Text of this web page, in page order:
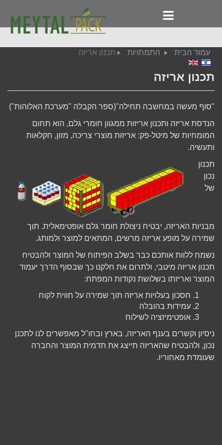
עמוד הבית התמחויות תכנון אריזה
תכנון אריזה
"סוף מעשה במחשבה תחילה"(ספר הקבלה "מערכת האלוהות")
הנדסת אריזה ותכנון אריזות ממגוון חומרי גלם, הוא תחום
המומחיות של מיטל-פק: אריזות מוצרי צריכה, מזון, חקלאות
ותעשיה.
תכנון
נכון
של
מבניות האריזה, יבטיח ניצולת חומר גלם אופטימאלית. תוך
שמירה על מופע אריזה מרשים, המתאים למוצר ולמותג.
נשמח ללוות אותכם כבר בשלב הפיתוח של המוצר ולהבטיח
תכנון אריזה מיטבי, ולתרום את חלקנו כך שבסוף הדרך יעמוד
המוצר ואריזתו בשלושת נקודות המפתח:
חסכון בעלויות אריזה תוך שמירה על חווית לקוח
עמידות בהובלה
אופטימיזציה לשילוח
ניסיון וקשרים בענף האריזה, בארץ ובחו"ל מאפשרים לנו לתכנן
נכון, ולהבטיח שהאריזה תייצג את תדמית המוצר והחברה
שעומדת מאחוריו.